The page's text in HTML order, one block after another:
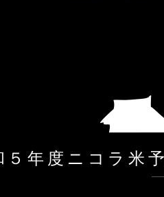
５年度ニコラ米